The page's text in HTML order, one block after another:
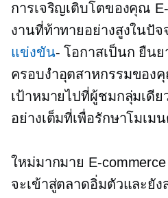
การเจริญเติบโตของคุณ
งานที่ท้าทายอย่างสูงในปั
แข่งขัน- โอกาสเป็นก ยืนย
ครอบงำอุตสาหกรรมของ
เป้าหมายไปที่ผู้ชมกลุ่มเดี
อย่างเต็มที่เพื่อรักษาโมเม
ใหม่มากมาย E-commerce
จะเข้าสู่ตลาดอิ่มตัวและยั